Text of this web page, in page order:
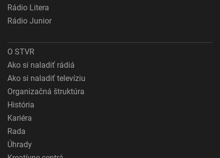
Rádio Litera
Rádio Junior
O STVR
Ako si naladiť rádiá
Ako si naladiť televíziu
Organizačná štruktúra
História
Kariéra
Rada
Úhrady